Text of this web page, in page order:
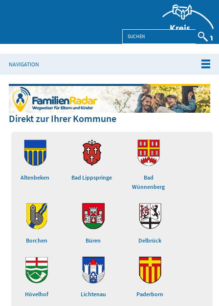
NAVIGATION
Direkt zur Ihrer Kommune
Altenbeken Bad Lippspringe
Bad
Wünnenberg
Borchen Büren Delbrück
Hövelhof Lichtenau Paderborn